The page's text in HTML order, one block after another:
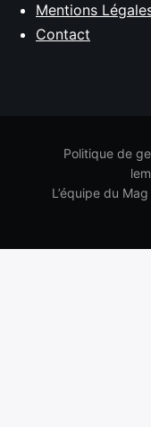
Mentions
Contact
Politique de
L’équipe du